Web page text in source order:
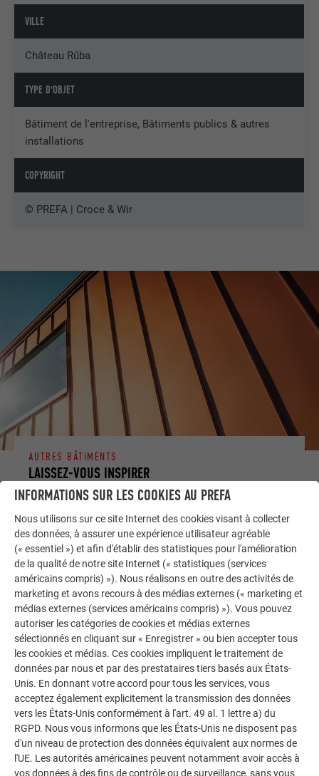
VILLE
Château Rúba
TYPE D'OBJET
Bâtiment de l'entreprise, Bâtiments publics & autres
installations
COPYRIGHT
© PREFA | Croce & Wir
LAISSEZ-VOUS INSPIRER
AUTRES BÂTIMENTS
polyvalence de l’aluminium. Découvrez d’autres projets
impressionnants avec les solutions en aluminium
durables de PREFA pour toitures, systèmes solaires et
façades.
VOIR DAVANTAGE DE RÉFÉRENCES
INFORMATIONS SUR LES COOKIES AU PREFA
Nous utilisons sur ce site Internet des cookies visant à collecter
des données, à assurer une expérience utilisateur agréable
(« essentiel ») et afin d'établir des statistiques pour l'amélioration
de la qualité de notre site Internet (« statistiques (services
américains compris) »). Nous réalisons en outre des activités de
marketing et avons recours à des médias externes (« marketing et
médias externes (services américains compris) »). Vous pouvez
autoriser les catégories de cookies et médias externes
sélectionnés en cliquant sur « Enregistrer » ou bien accepter tous
les cookies et médias. Ces cookies impliquent le traitement de
données par nous et par des prestataires tiers basés aux États-
Unis. En donnant votre accord pour tous les services, vous
acceptez également explicitement la transmission des données
vers les États-Unis conformément à l'art. 49 al. 1 lettre a) du
RGPD. Nous vous informons que les États-Unis ne disposent pas
d'un niveau de protection des données équivalent aux normes de
l'UE. Les autorités américaines peuvent notamment avoir accès à
vos données à des fins de contrôle ou de surveillance, sans vous